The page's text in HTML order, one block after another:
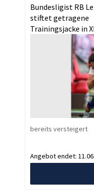
Bundesligist RB
stiftet getragene
Trainingsjacke in
bereits versteigert
Angebot endet: